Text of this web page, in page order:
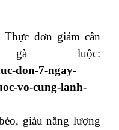
đơn giảm cân
gà luộc:
don-7-ngay-
vo-cung-lanh-
giàu năng lượng